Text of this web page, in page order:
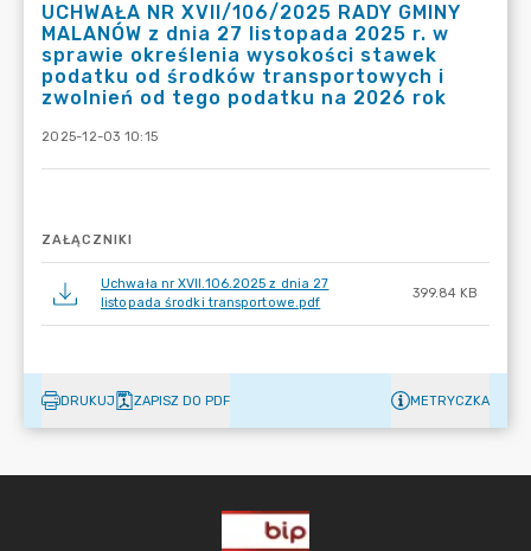
UCHWAŁA NR XVII/106/2025 RADY GMINY
MALANÓW z dnia 27 listopada 2025 r. w
sprawie określenia wysokości stawek
podatku od środków transportowych i
zwolnień od tego podatku na 2026 rok
2025-12-03 10:15
ZAŁĄCZNIKI
Uchwała nr XVII.106.2025 z dnia 27
listopada środki transportowe.pdf
399.84 KB
DRUKUJ ZAPISZ DO PDF METRYCZKA